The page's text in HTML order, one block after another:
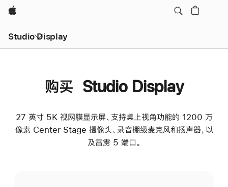
Apple
Studio Display
购买 Studio Display
27 英寸 5K 视网膜显示屏、支持桌上视角功能的 1200 万
像素 Center Stage 摄像头、录音棚级麦克风和扬声器，以
及雷雳 5 端口。